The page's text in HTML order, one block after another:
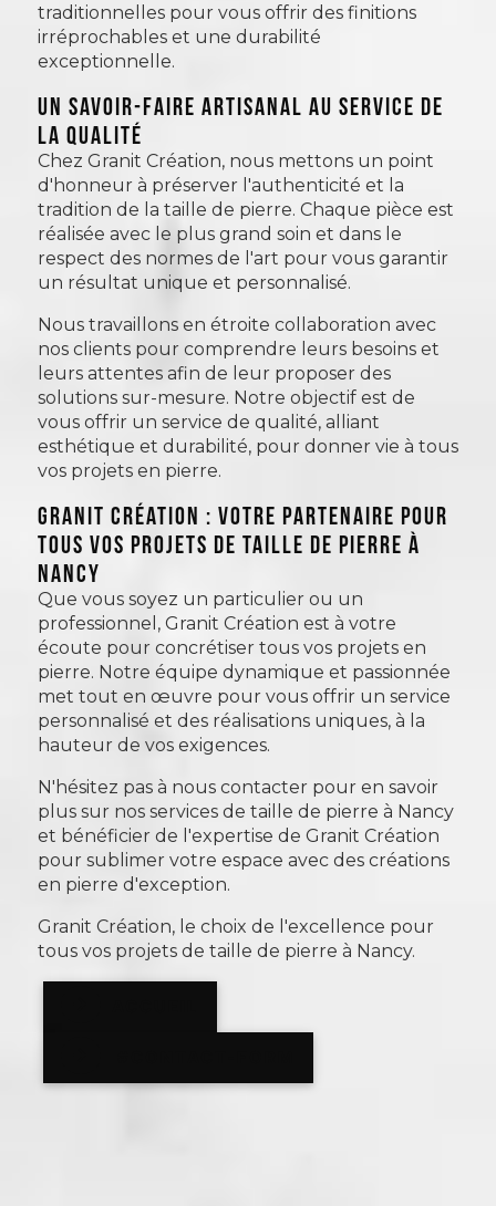
traditionnelles pour vous offrir des finitions
irréprochables et une durabilité
exceptionnelle.
Un savoir-faire artisanal au service de
la qualité
Chez Granit Création, nous mettons un point
d'honneur à préserver l'authenticité et la
tradition de la taille de pierre. Chaque pièce est
réalisée avec le plus grand soin et dans le
respect des normes de l'art pour vous garantir
un résultat unique et personnalisé.
Nous travaillons en étroite collaboration avec
nos clients pour comprendre leurs besoins et
leurs attentes afin de leur proposer des
solutions sur-mesure. Notre objectif est de
vous offrir un service de qualité, alliant
esthétique et durabilité, pour donner vie à tous
vos projets en pierre.
Granit Création : votre partenaire pour
tous vos projets de taille de pierre à
Nancy
Que vous soyez un particulier ou un
professionnel, Granit Création est à votre
écoute pour concrétiser tous vos projets en
pierre. Notre équipe dynamique et passionnée
met tout en œuvre pour vous offrir un service
personnalisé et des réalisations uniques, à la
hauteur de vos exigences.
N'hésitez pas à nous contacter pour en savoir
plus sur nos services de taille de pierre à Nancy
et bénéficier de l'expertise de Granit Création
pour sublimer votre espace avec des créations
en pierre d'exception.
Granit Création, le choix de l'excellence pour
tous vos projets de taille de pierre à Nancy.